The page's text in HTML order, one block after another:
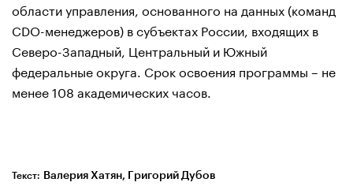
области управления, основанного на данных (команд
CDO-менеджеров) в субъектах России, входящих в
Северо-Западный, Центральный и Южный
федеральные округа. Срок освоения программы – не
менее 108 академических часов.
Текст: Валерия Хатян, Григорий Дубов